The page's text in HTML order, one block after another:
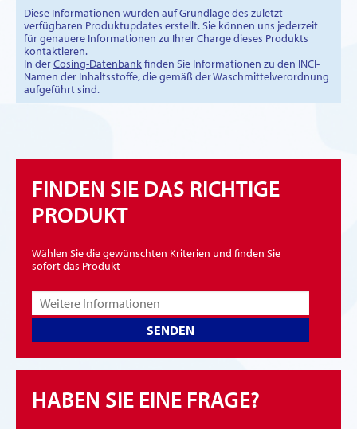
Diese Informationen wurden auf Grundlage des zuletzt
verfügbaren Produktupdates erstellt. Sie können uns jederzeit
für genauere Informationen zu Ihrer Charge dieses Produkts
kontaktieren.
In derCosing-Datenbank finden Sie Informationen zu den INCI-
Namen der Inhaltsstoffe, die gemäß der Waschmittelverordnung
aufgeführt sind.
FINDEN SIE DAS RICHTIGE
PRODUKT
Wählen Sie die gewünschten Kriterien und finden Sie
sofort das Produkt
SENDEN
HABEN SIE EINE FRAGE?